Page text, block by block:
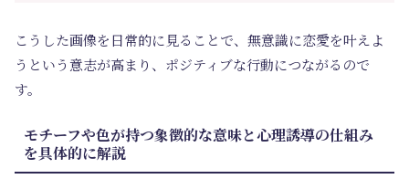
こうした画像を日常的に見ることで、無意識に恋愛を叶えよ
うという意志が高まり、ポジティブな行動につながるので
す。
モチーフや色が持つ象徴的な意味と心理誘導の仕組み
を具体的に解説